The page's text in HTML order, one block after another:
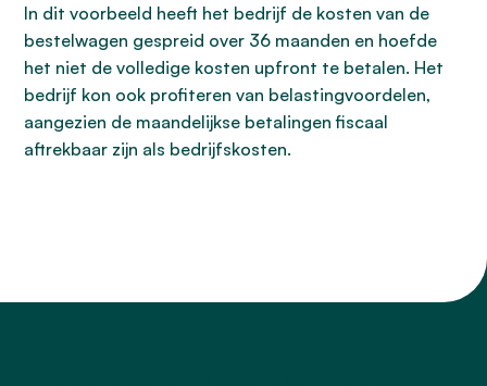
In dit voorbeeld heeft het bedrijf de kosten van de
bestelwagen gespreid over 36 maanden en hoefde
het niet de volledige kosten upfront te betalen. Het
bedrijf kon ook profiteren van belastingvoordelen,
aangezien de maandelijkse betalingen fiscaal
aftrekbaar zijn als bedrijfskosten.